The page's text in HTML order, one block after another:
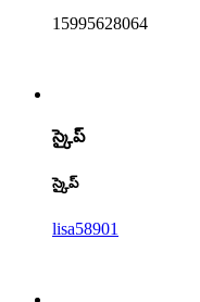
15995628064
స్కైప్
స్కైప్
lisa58901